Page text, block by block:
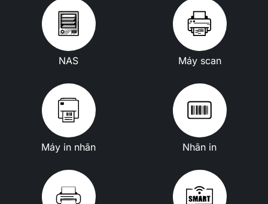
NAS Máy scan
Máy in nhãn Nhãn in